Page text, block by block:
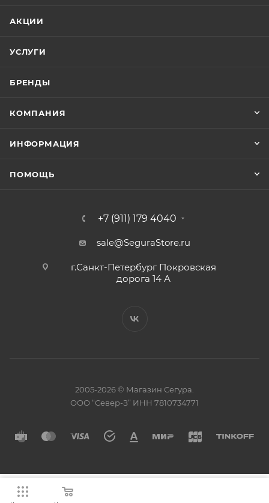
АКЦИИ
УСЛУГИ
БРЕНДЫ
КОМПАНИЯ
ИНФОРМАЦИЯ
ПОМОЩЬ
+7 (911) 179 4040
sale@SeguraStore.ru
г.Санкт-Петербург Покровская
дорога 14 А
2005-2026 © Магазин Сегура.
ООО “Север-З” ИНН 7810734771